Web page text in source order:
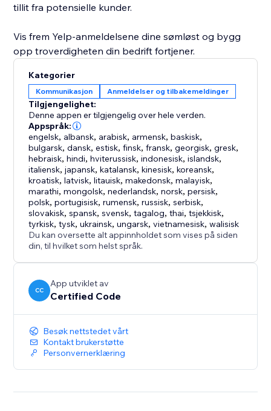
tillit fra potensielle kunder.
Vis frem Yelp-anmeldelsene dine sømløst og bygg
opp troverdigheten din bedrift fortjener.
Kategorier
Kommunikasjon Anmeldelser og tilbakemeldinger
Tilgjengelighet:
Denne appen er tilgjengelig over hele verden.
Appspråk:
engelsk, albansk, arabisk, armensk,baskisk,
bulgarsk,dansk,estisk,finsk,fransk,georgisk,gresk,
hebraisk,hindi,hviterussisk,indonesisk,islandsk,
italiensk,japansk,katalansk,kinesisk,koreansk,
kroatisk,latvisk,litauisk,makedonsk,malayisk,
marathi,mongolsk,nederlandsk,norsk,persisk,
polsk,portugisisk,rumensk,russisk,serbisk,
slovakisk,spansk,svensk,tagalog,thai,tsjekkisk,
tyrkisk,tysk,ukrainsk,ungarsk,vietnamesisk,walisisk
Du kan oversette alt appinnholdet som vises på siden
din, til hvilket som helst språk.
CC
App utviklet av
Certified Code
Besøk nettstedet vårt
Kontakt brukerstøtte
Personvernerklæring